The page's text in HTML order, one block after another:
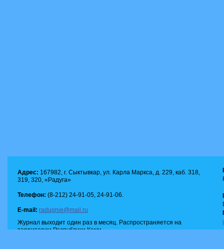
Адрес: 167982, г. Сыктывкар, ул. Карла Маркса, д. 229, каб. 318,
319, 320, «Радуга»
Телефон: (8-212) 24-91-05, 24-91-06.
E-mail: radugnie@mail.ru
Журнал выходит один раз в месяц. Распространяется на
территории Республики Коми.